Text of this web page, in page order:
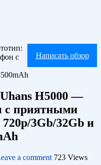
Написать обзор
с
H5000 —
с приятными
3Gb/32Gb и
a comment 723 Views